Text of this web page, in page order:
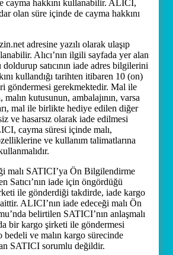
cayma hakkını kullanabilir. ALICI,
olan süre içinde de cayma hakkını
adresine yazılı olarak ulaşıp
Alıcı’nın ilgili sayfada yer alan
satıcının iade adres bilgilerini
kullandığı tarihten itibaren 10 (on)
göndermesi gerekmektedir. Mal ile
malın kutusunun, ambalajının, varsa
mal ile birlikte hediye edilen diğer
ve hasarsız olarak iade edilmesi
cayma süresi içinde malı,
ve kullanım talimatlarına
malı SATICI’ya Ön Bilgilendirme
Satıcı’nın iade için öngördüğü
ile gönderdiği takdirde, iade kargo
ALICI’nın iade edeceği malı Ön
belirtilen SATICI’nın anlaşmalı
bir kargo şirketi ile göndermesi
bedeli ve malın kargo sürecinde
SATICI sorumlu değildir.